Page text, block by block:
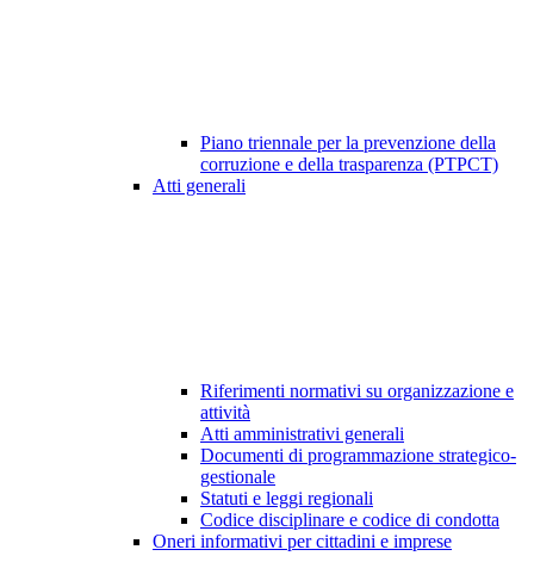
Piano triennale per la prevenzione della
corruzione e della trasparenza (PTPCT)
Atti generali
Riferimenti normativi su organizzazione e
attività
Atti amministrativi generali
Documenti di programmazione strategico-
gestionale
Statuti e leggi regionali
Codice disciplinare e codice di condotta
Oneri informativi per cittadini e imprese